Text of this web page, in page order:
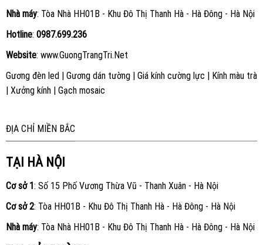
Nhà máy: Tòa Nhà HH01B - Khu Đô Thị Thanh Hà - Hà Đông - Hà Nội
Hotline: 0987.699.236
Website: www.GuongTrangTri.Net
Gương đèn led| Gương dán tường| Giá kính cường lực | Kính màu trà
| Xưởng kính| Gạch mosaic
ĐỊA CHỈ MIỀN BẮC
TẠI HÀ NỘI
Cơ sở 1: Số 15 Phố Vương Thừa Vũ - Thanh Xuân - Hà Nội
Cơ sở 2: Tòa HH01B - Khu Đô Thị Thanh Hà - Hà Đông - Hà Nội
Nhà máy: Tòa Nhà HH01B - Khu Đô Thị Thanh Hà - Hà Đông - Hà Nội